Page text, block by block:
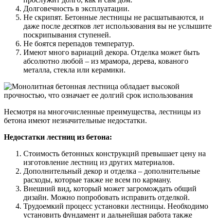
Долговечность в эксплуатации.
Не скрипят. Бетонные лестницы не расшатываются, и
даже после десятков лет использования вы не услышите
поскрипывания ступеней.
Не боятся перепадов температур.
Имеют много вариаций декора. Отделка может быть
абсолютно любой – из мрамора, дерева, кованого
металла, стекла или керамики.
Несмотря на многочисленные преимущества, лестницы из
бетона имеют незначительные недостатки.
Недостатки лестниц из бетона:
Стоимость бетонных конструкций превышает цену на
изготовление лестниц из других материалов.
Дополнительный декор и отделка – дополнительные
расходы, которые также не всем по карману.
Внешний вид, который может загромождать общий
дизайн. Можно попробовать исправить отделкой.
Трудоемкий процесс установки лестницы. Необходимо
установить фундамент и дальнейшая работа также